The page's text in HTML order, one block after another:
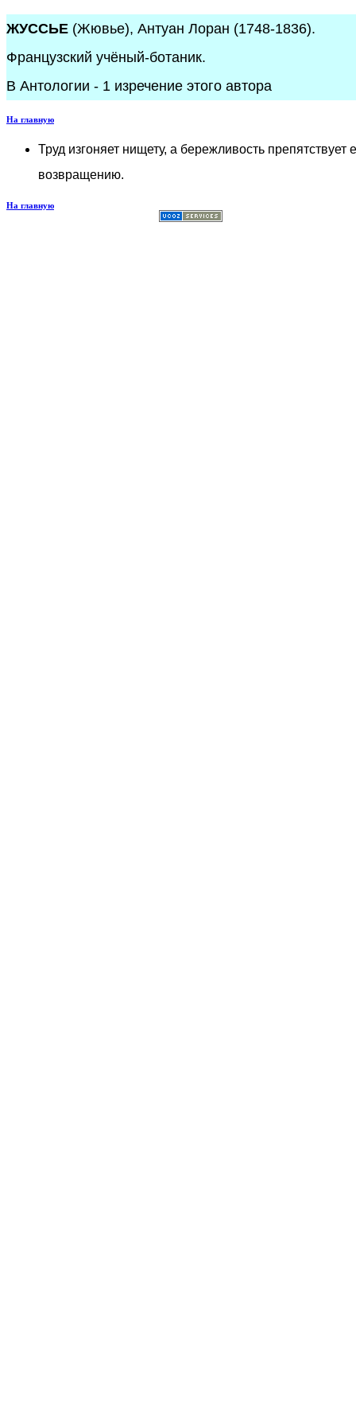
ЖУССЬЕ (Жювье), Антуан Лоран (1748-1836).
Французский учёный-ботаник.
В Антологии - 1 изречение этого автора
На главную
Труд изгоняет нищету, а бережливость препятствует
возвращению.
На главную